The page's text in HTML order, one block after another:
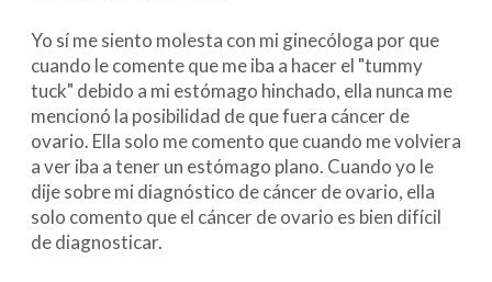
Yo sí me siento molesta con mi ginecóloga por que
cuando le comente que me iba a hacer el "tummy
tuck" debido a mi estómago hinchado, ella nunca me
mencionó la posibilidad de que fuera cáncer de
ovario. Ella solo me comento que cuando me volviera
a ver iba a tener un estómago plano. Cuando yo le
dije sobre mi diagnóstico de cáncer de ovario, ella
solo comento que el cáncer de ovario es bien difícil
de diagnosticar.